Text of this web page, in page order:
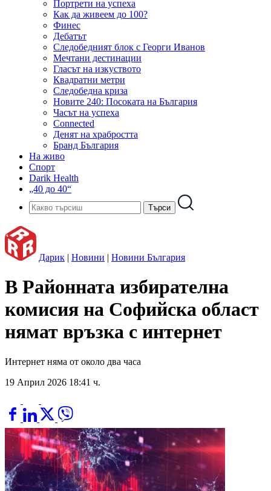
Портрети на успеха
Как да живеем до 100?
Финес
Дебатът
Следобедният блок с Георги Иванов
Мечтани дестинации
Гласът на изкуството
Квадратни метри
Следобедна криза
Новите 240: Посоката на България
Часът на успеха
Connected
Денят на храбростта
Бранд България
На живо
Спорт
Darik Health
„40 до 40“
Дарик | Новини | Новини България
В Районната избирателна
комисия на Софийска област
нямат връзка с интернет
Интернет няма от около два часа
19 Април 2026 18:41 ч.